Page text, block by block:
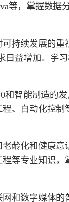
等，掌握数
持续发展的
日益增加。学
和智能制造的
、自动化控
龄化和健康
等专业知识
和数字媒体